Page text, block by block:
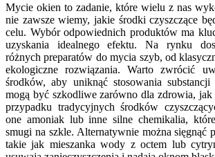
Mycie okien to zadanie, które wielu z nas
nie zawsze wiemy, jakie środki czyszczące
celu. Wybór odpowiednich produktów ma
uzyskania idealnego efektu. Na rynku
różnych preparatów do mycia szyb, od
ekologiczne rozwiązania. Warto zwrócić
środków, aby uniknąć stosowania
mogą być szkodliwe zarówno dla zdrowia,
przypadku tradycyjnych środków
one amoniak lub inne silne chemikalia,
smugi na szkle. Alternatywnie można sięgnąć
takie jak mieszanka wody z octem lub